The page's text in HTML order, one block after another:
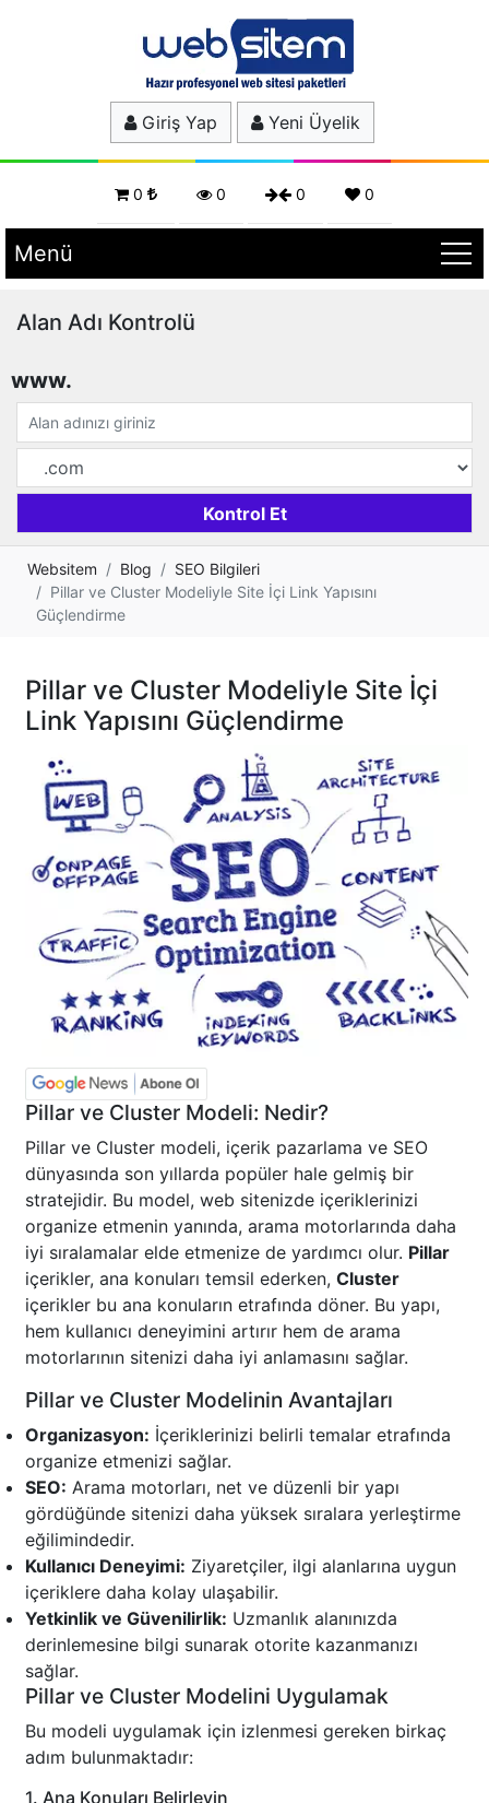
Giriş Yap Yeni Üyelik
0 0 0 0
Menü
Alan Adı Kontrolü
www.
Websitem Blog
SEO Bilgileri
Pillar ve Cluster Modeliyle Site İçi Link Yapısını
Güçlendirme
Pillar ve Cluster Modeliyle Site İçi
Link Yapısını Güçlendirme
Pillar ve Cluster Modeli: Nedir?
Pillar ve Cluster modeli, içerik pazarlama ve SEO
dünyasında son yıllarda popüler hale gelmiş bir
stratejidir. Bu model, web sitenizde içeriklerinizi
organize etmenin yanında, arama motorlarında daha
iyi sıralamalar elde etmenize de yardımcı olur. Pillar
içerikler, ana konuları temsil ederken, Cluster
içerikler bu ana konuların etrafında döner. Bu yapı,
hem kullanıcı deneyimini artırır hem de arama
motorlarının sitenizi daha iyi anlamasını sağlar.
Pillar ve Cluster Modelinin Avantajları
Organizasyon: İçeriklerinizi belirli temalar etrafında
organize etmenizi sağlar.
SEO: Arama motorları, net ve düzenli bir yapı
gördüğünde sitenizi daha yüksek sıralara yerleştirme
eğilimindedir.
Kullanıcı Deneyimi: Ziyaretçiler, ilgi alanlarına uygun
içeriklere daha kolay ulaşabilir.
Yetkinlik ve Güvenilirlik: Uzmanlık alanınızda
derinlemesine bilgi sunarak otorite kazanmanızı
sağlar.
Pillar ve Cluster Modelini Uygulamak
Bu modeli uygulamak için izlenmesi gereken birkaç
adım bulunmaktadır:
1. Ana Konuları Belirleyin